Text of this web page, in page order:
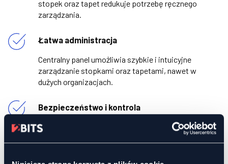
stopek oraz tapet redukuje potrzebę ręcznego
zarządzania.
Łatwa administracja
Centralny panel umożliwia szybkie i intuicyjne
zarządzanie stopkami oraz tapetami, nawet w
dużych organizacjach.
Bezpieczeństwo i kontrola
Pełna kontrola nad wyglądem i treścią stopek oraz
tapet, z możliwością monitorowania statusu